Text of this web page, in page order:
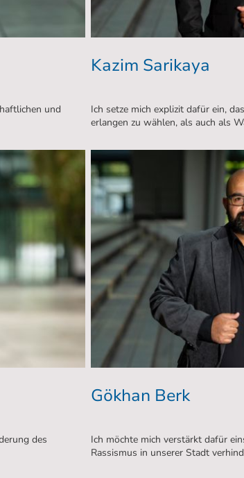
und
Kazim Sarikaya
Ich setze mich explizit dafür ein,
erlangen zu wählen, als auch als
des
Gökhan Berk
Ich möchte mich verstärkt dafür
Rassismus in unserer Stadt